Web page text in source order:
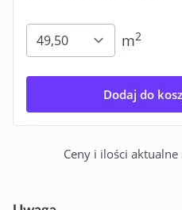
m2
Dodaj do
Ceny i ilości